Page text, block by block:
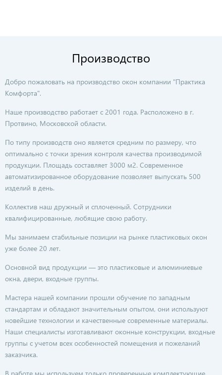
Производство
Добро пожаловать на производство окон компании "Практика
Комфорта".
Наше производство работает с 2001 года. Расположено в г.
Протвино, Московской области.
По типу производств оно является средним по размеру, что
оптимально с точки зрения контроля качества производимой
продукции. Площадь составляет 3000 м2. Современное
автоматизированное оборудование позволяет выпускать 500
изделий в день.
Коллектив наш дружный и сплоченный. Сотрудники
квалифицированные, любящие свою работу.
Мы занимаем стабильные позиции на рынке пластиковых окон
уже более 20 лет.
Основной вид продукции — это пластиковые и алюминиевые
окна, двери, входные группы.
Мастера нашей компании прошли обучение по западным
стандартам и обладают значительным опытом, они используют
новейшие технологии и качественные современные материалы.
Наши специалисты изготавливают оконные конструкции, входные
группы с учетом всех особенностей помещения и пожеланий
заказчика.